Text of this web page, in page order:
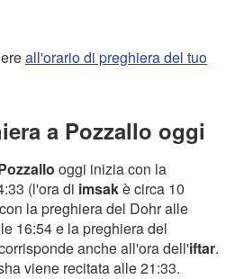
all'orario di preghiera del tuo
a Pozzallo oggi
oggi inizia con la
(l'ora di imsakè circa 10
la preghiera del Dohr alle
16:54 e la preghiera del
anche all'ora dell'iftar.
viene recitata alle 21:33.